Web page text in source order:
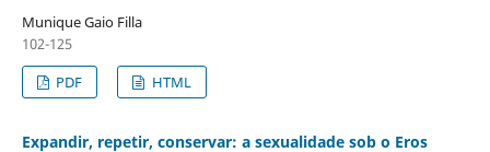
Munique Gaio Filla
102-125
PDF
HTML
Expandir, repetir, conservar: a sexualidade sob o Eros